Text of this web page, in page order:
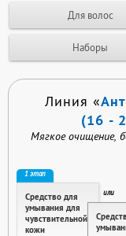
Для волос
Наборы
Линия «
(16 -
Мягкое очищение,
1 этап
Средство для
умывания для
чувствительной
кожи
или